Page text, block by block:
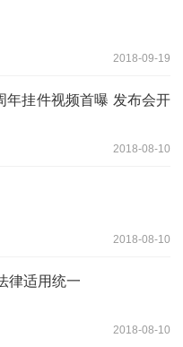
2018-09-19
年挂件视频首曝 发布会开
2018-08-10
2018-08-10
律适用统一
2018-08-10